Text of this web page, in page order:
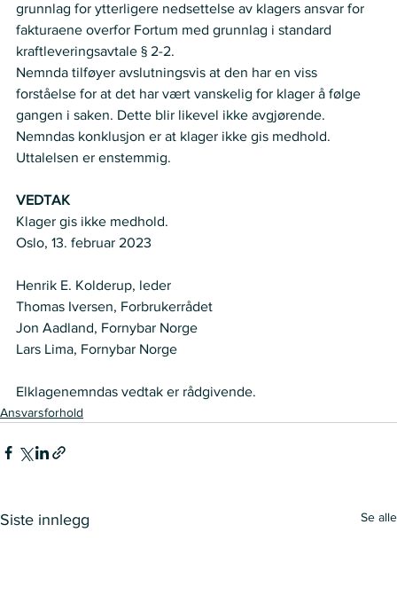
grunnlag for ytterligere nedsettelse av klagers ansvar for
fakturaene overfor Fortum med grunnlag i standard
kraftleveringsavtale § 2-2.
Nemnda tilføyer avslutningsvis at den har en viss
forståelse for at det har vært vanskelig for klager å følge
gangen i saken. Dette blir likevel ikke avgjørende.
Nemndas konklusjon er at klager ikke gis medhold.
Uttalelsen er enstemmig.
VEDTAK
Klager gis ikke medhold.
Oslo, 13. februar 2023
Henrik E. Kolderup, leder
Thomas Iversen, Forbrukerrådet
Jon Aadland, Fornybar Norge
Lars Lima, Fornybar Norge
Elklagenemndas vedtak er rådgivende.
Ansvarsforhold
Siste innlegg Se alle